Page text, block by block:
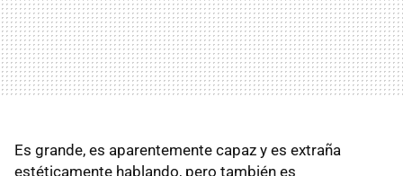
Es grande, es aparentemente capaz y es extraña
estéticamente hablando, pero también es